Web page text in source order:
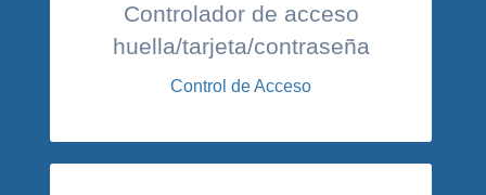
Controlador de acceso
huella/tarjeta/contraseña
Control de Acceso